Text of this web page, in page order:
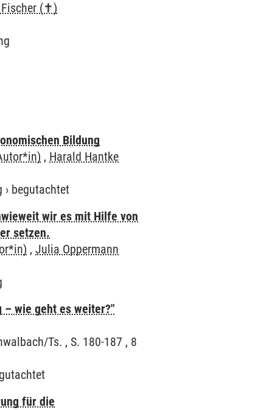
(✝)
Bildung
, Harald Hantke
› begutachtet
wir es mit Hilfe von
setzen.
,Julia Oppermann
– wie geht es weiter?"
Ts. , S. 180-187 , 8
für die